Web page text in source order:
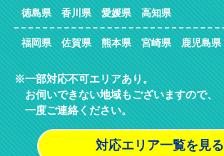
徳島県 香川県 愛媛県 高知県
福岡県 佐賀県 熊本県 宮崎県 鹿児島県
一部対応不可エリアあり。
お伺いできない地域もございますので、
一度ご連絡ください。
対応エリア一覧を見る